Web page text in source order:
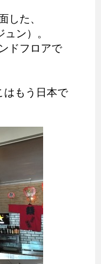
した、
ン）。
ドフロアで
はもう日本で